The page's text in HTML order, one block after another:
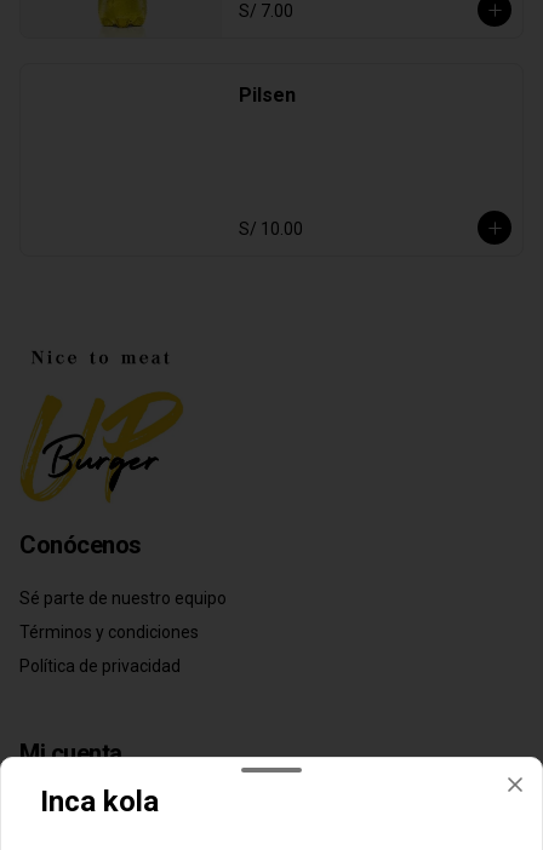
S/ 7.00
Pilsen
S/ 10.00
Conócenos
Sé parte de nuestro equipo
Términos y condiciones
Política de privacidad
Mi cuenta
PedirInca kola